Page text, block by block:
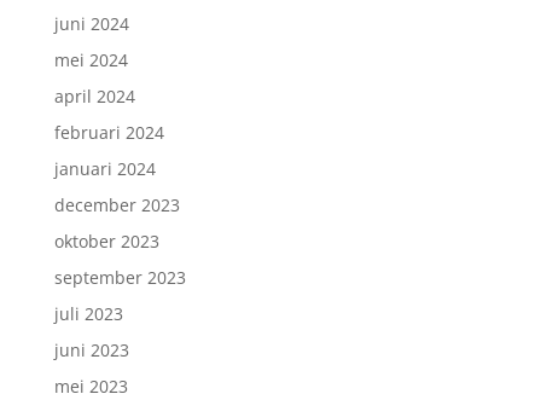
juni 2024
mei 2024
april 2024
februari 2024
januari 2024
december 2023
oktober 2023
september 2023
juli 2023
juni 2023
mei 2023